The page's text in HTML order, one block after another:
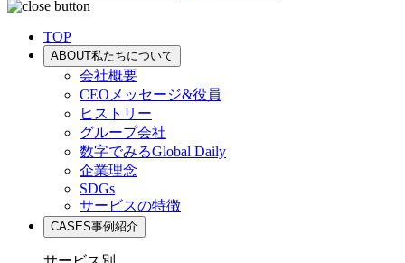
TOP
ABOUT私たちについて
会社概要
CEOメッセージ&役員
ヒストリー
グループ会社
数字でみるGlobal Daily
企業理念
SDGs
サービスの特徴
CASES事例紹介